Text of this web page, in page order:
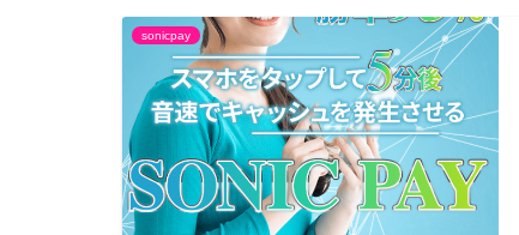
sonicpay